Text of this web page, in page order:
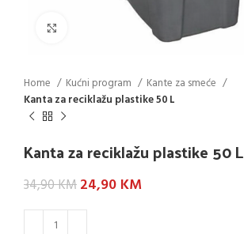
Home Kućni program
Kante za smeće
Kanta za reciklažu plastike 50 L
Kanta za reciklažu plastike 50 L
34,90KM24,90 KM